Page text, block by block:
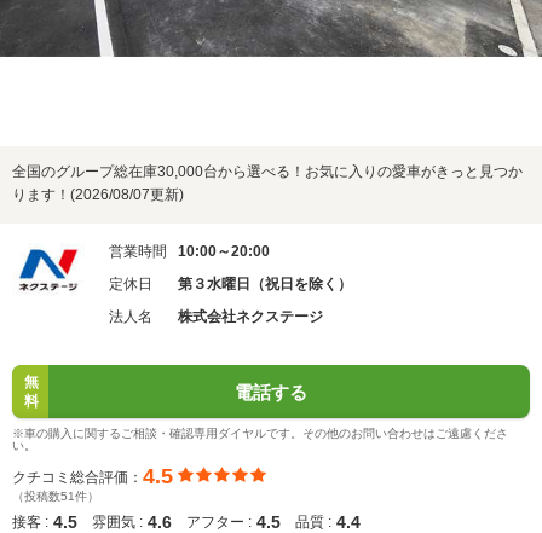
全国のグループ総在庫30,000台から選べる！お気に入りの愛車がきっと見つか
ります！(2026/08/07更新)
営業時間
10:00～20:00
定休日
第３水曜日（祝日を除く）
法人名
株式会社ネクステージ
無
料
電話する
※車の購入に関するご相談・確認専用ダイヤルです。その他のお問い合わせはご遠慮くださ
い。
クチコミ総合評価： 4.5
（投稿数51件）
接客 : 4.5 雰囲気 : 4.6 アフター : 4.5 品質 : 4.4